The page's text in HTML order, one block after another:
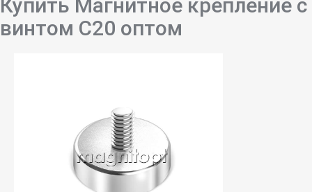
Купить Магнитное крепление с
винтом C20 оптом